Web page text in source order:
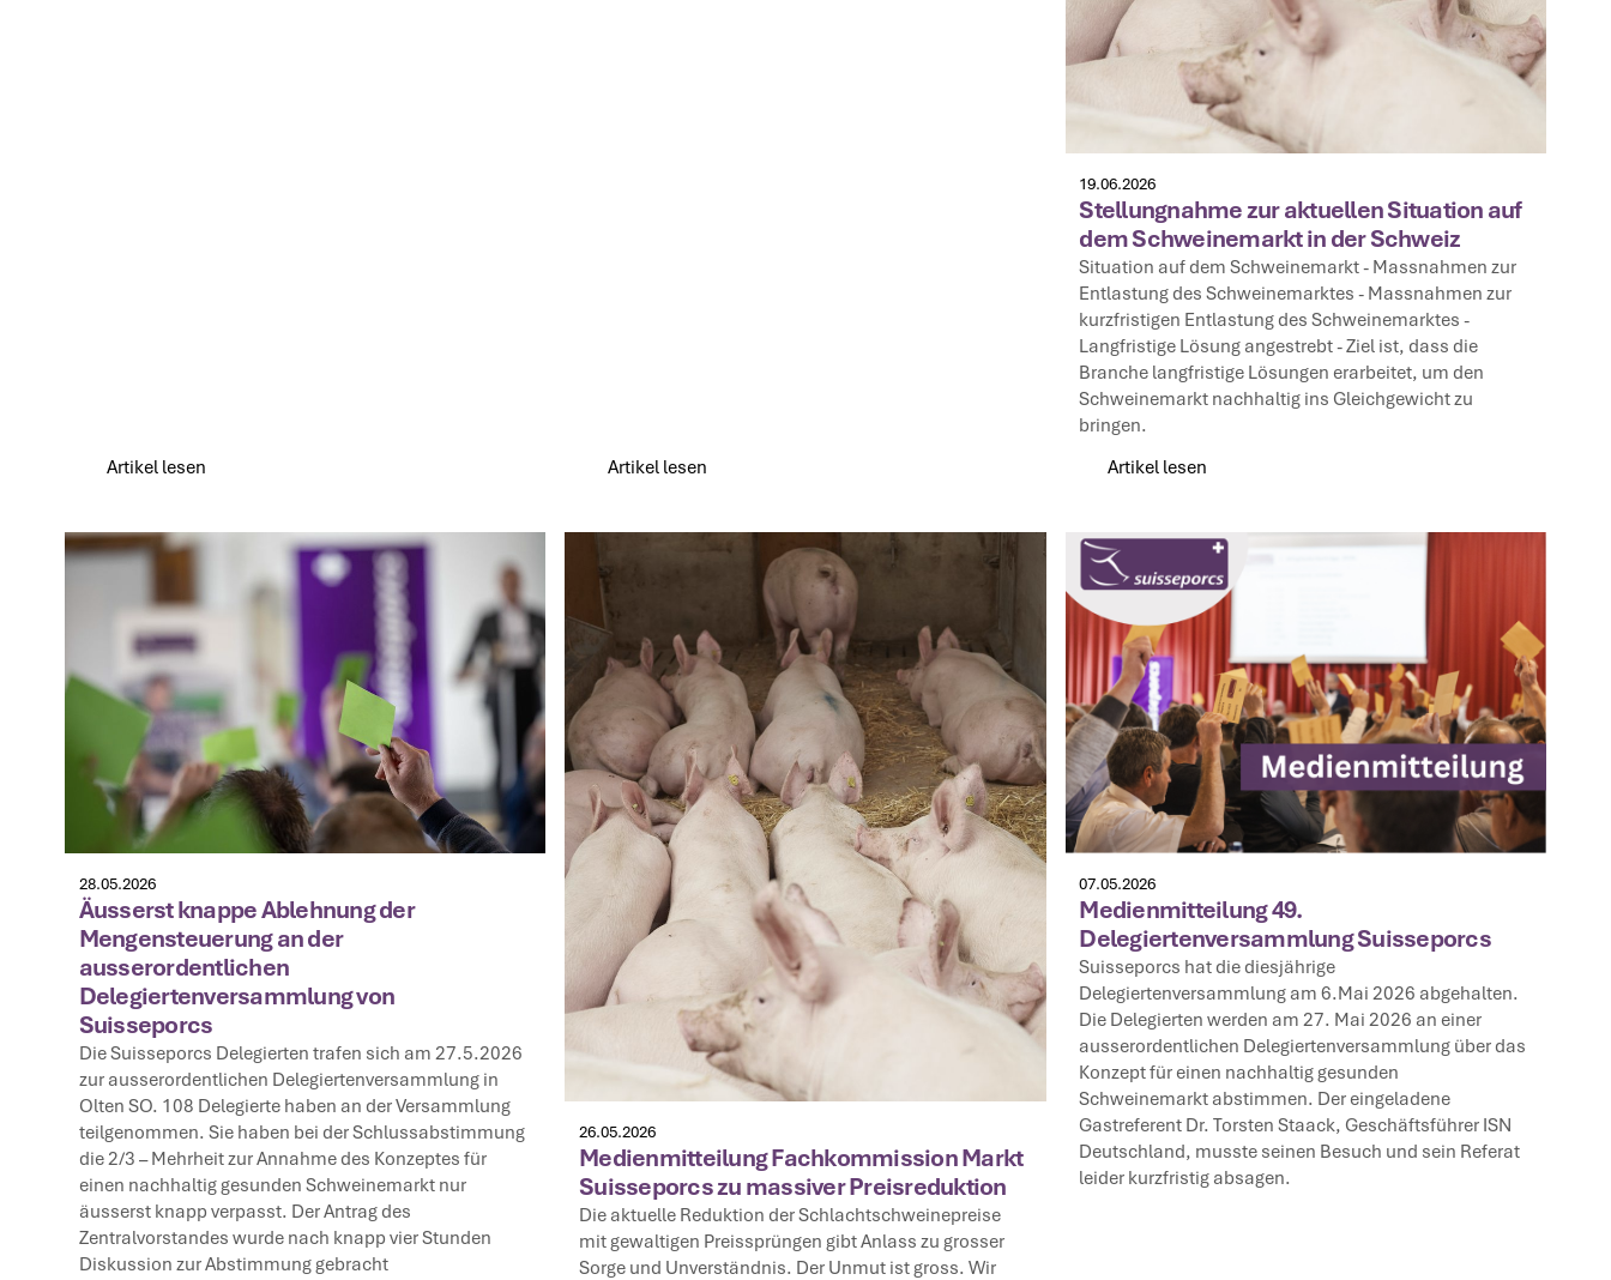
Artikel lesen
Artikel lesen
19.06.2026
Stellungnahme zur aktuellen Situation auf
dem Schweinemarkt in der Schweiz
Situation auf dem Schweinemarkt‍ - Massnahmen zur
Entlastung des Schweinemarktes‍ - Massnahmen zur
kurzfristigen Entlastung des Schweinemarktes‍ -
Langfristige Lösung angestrebt‍ - Ziel ist, dass die
Branche langfristige Lösungen erarbeitet, um den
Schweinemarkt nachhaltig ins Gleichgewicht zu
bringen.
Artikel lesen
28.05.2026
Äusserst knappe Ablehnung der
Mengensteuerung an der
ausserordentlichen
Delegiertenversammlung von
Suisseporcs
Die Suisseporcs Delegierten trafen sich am 27.5.2026
zur ausserordentlichen Delegiertenversammlung in
Olten SO. 108 Delegierte haben an der Versammlung
teilgenommen. Sie haben bei der Schlussabstimmung
die 2/3 – Mehrheit zur Annahme des Konzeptes für
einen nachhaltig gesunden Schweinemarkt nur
äusserst knapp verpasst. Der Antrag des
Zentralvorstandes wurde nach knapp vier Stunden
Diskussion zur Abstimmung gebracht
26.05.2026
Medienmitteilung Fachkommission Markt
Suisseporcs zu massiver Preisreduktion
Die aktuelle Reduktion der Schlachtschweinepreise
mit gewaltigen Preissprüngen gibt Anlass zu grosser
Sorge und Unverständnis. Der Unmut ist gross. Wir
07.05.2026
Medienmitteilung 49.
Delegiertenversammlung Suisseporcs
Suisseporcs hat die diesjährige
Delegiertenversammlung am 6.Mai 2026 abgehalten.
Die Delegierten werden am 27. Mai 2026 an einer
ausserordentlichen Delegiertenversammlung über das
Konzept für einen nachhaltig gesunden
Schweinemarkt abstimmen. Der eingeladene
Gastreferent Dr. Torsten Staack, Geschäftsführer ISN
Deutschland, musste seinen Besuch und sein Referat
leider kurzfristig absagen.